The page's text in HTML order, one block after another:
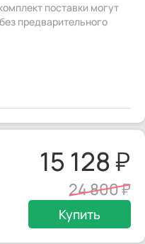
поставки могут
предварительного
15 128
24 800
Купить